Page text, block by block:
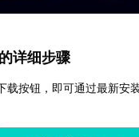
详细步骤
载按钮，即可通过最新安